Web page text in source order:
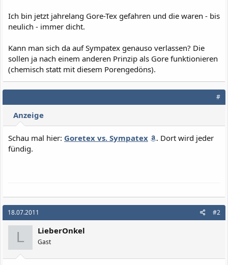
Ich bin jetzt jahrelang Gore-Tex gefahren und die waren - bis
neulich - immer dicht.
Kann man sich da auf Sympatex genauso verlassen? Die
sollen ja nach einem anderen Prinzip als Gore funktionieren
(chemisch statt mit diesem Porengedöns).
#
Anzeige
Schau mal hier: Goretex vs. Sympatex
. Dort wird jeder
fündig.
18.07.2011 #2
L LieberOnkel
Gast